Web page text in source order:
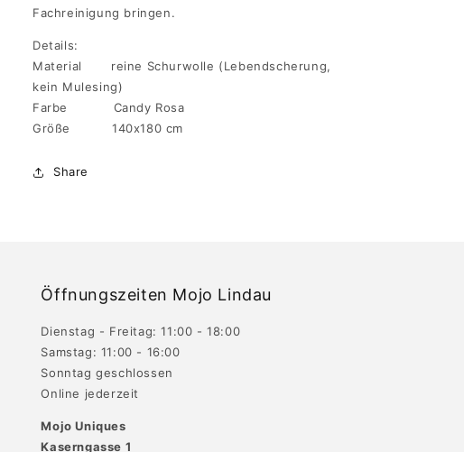
Fachreinigung bringen.
Details:
Material reine Schurwolle (Lebendscherung,
kein Mulesing)
Farbe Candy Rosa
Größe 140x180 cm
Share
Öffnungszeiten Mojo Lindau
Dienstag - Freitag: 11:00 - 18:00
Samstag: 11:00 - 16:00
Sonntag geschlossen
Online jederzeit
Mojo Uniques
Kaserngasse 1